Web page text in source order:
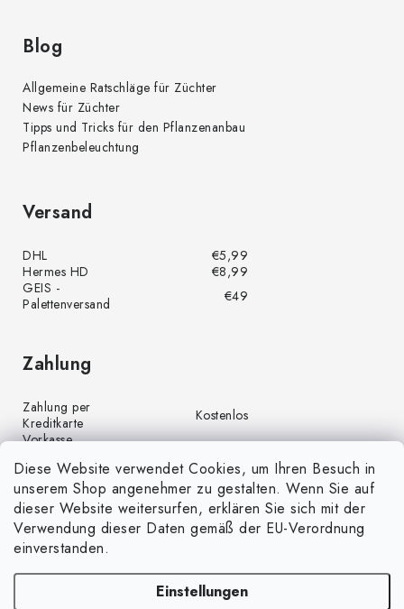
Diese Website verwendet Cookies, um Ihren Besuch in
unserem Shop angenehmer zu gestalten. Wenn Sie auf
dieser Website weitersurfen, erklären Sie sich mit der
Verwendung dieser Daten gemäß der EU-Verordnung
einverstanden.
Einstellungen
Blog
Allgemeine Ratschläge für Züchter
News für Züchter
Tipps und Tricks für den Pflanzenanbau
Pflanzenbeleuchtung
Versand
DHL
€5,99
Hermes HD
€8,99
GEIS -
Palettenversand
€49
Zahlung
Zahlung per
Kreditkarte
Kostenlos
Vorkasse
Zahlung per PayPal
Kostenlos
Nachnahme
€4,00